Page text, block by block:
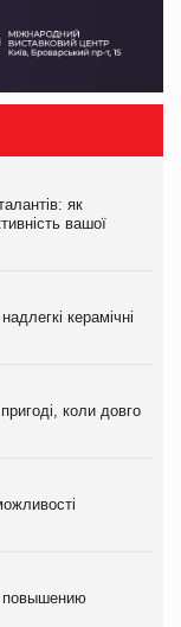
як
вашої
керамічні
коли довго
повышению